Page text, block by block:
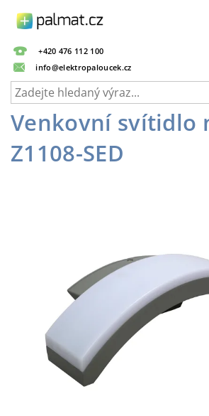
+420 476 112 100
info@elektropaloucek.cz
Venkovní svítidlo
Z1108-SED